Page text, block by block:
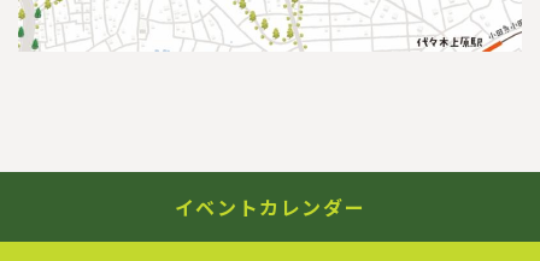
ン
イベントカレンダー